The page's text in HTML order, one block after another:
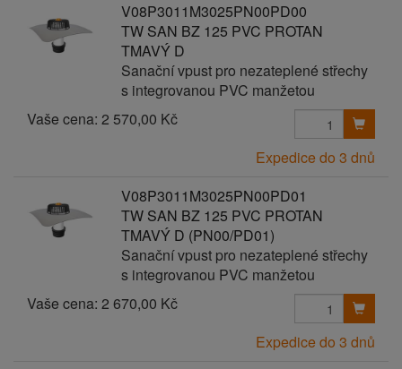
V08P3011M3025PN00PD00
TW SAN BZ 125 PVC PROTAN
TMAVÝ D
Sanační vpust pro nezateplené střechy
s integrovanou PVC manžetou
Vaše cena: 2 570,00 Kč
Expedice do 3 dnů
V08P3011M3025PN00PD01
TW SAN BZ 125 PVC PROTAN
TMAVÝ D (PN00/PD01)
Sanační vpust pro nezateplené střechy
s integrovanou PVC manžetou
Vaše cena: 2 670,00 Kč
Expedice do 3 dnů